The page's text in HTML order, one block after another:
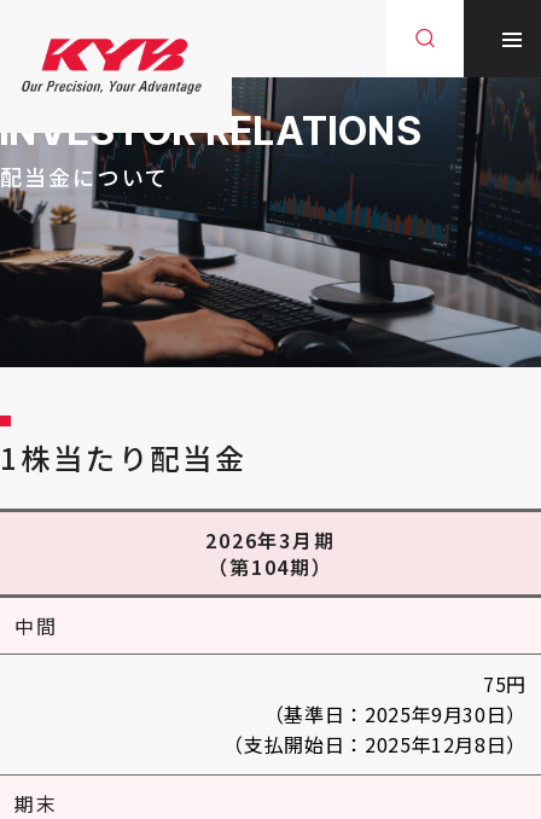
INVESTOR RELATIONS
配当金について
1株当たり配当金
2026年3月期
（第104期）
中間
75円
（基準日：2025年9月30日）
（支払開始日：2025年12月8日）
期末